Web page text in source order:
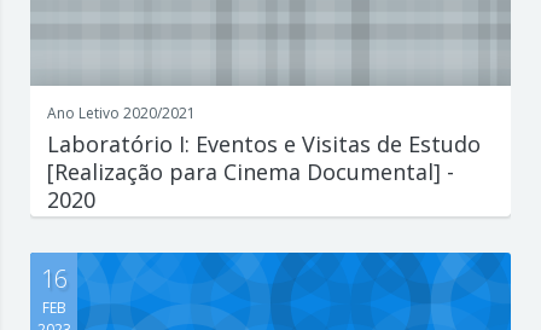
Ano Letivo 2020/2021
Laboratório I: Eventos e Visitas de Estudo
[Realização para Cinema Documental] -
2020
interessante o que est...
16
FEB